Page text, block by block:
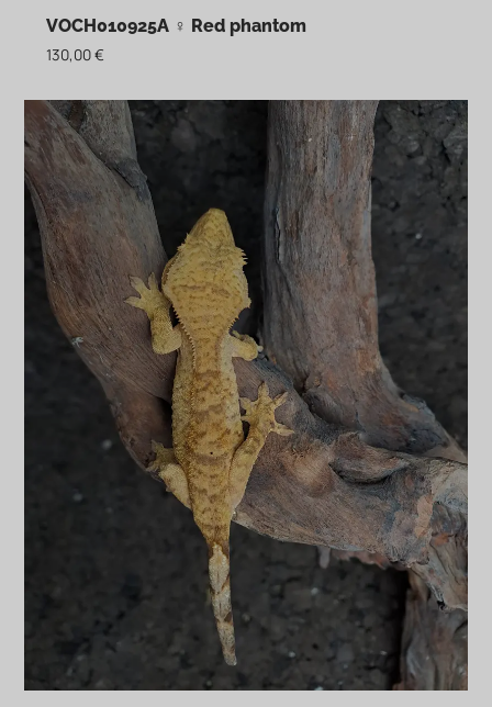
VOCH010925A ♀ Red phantom
130,00€